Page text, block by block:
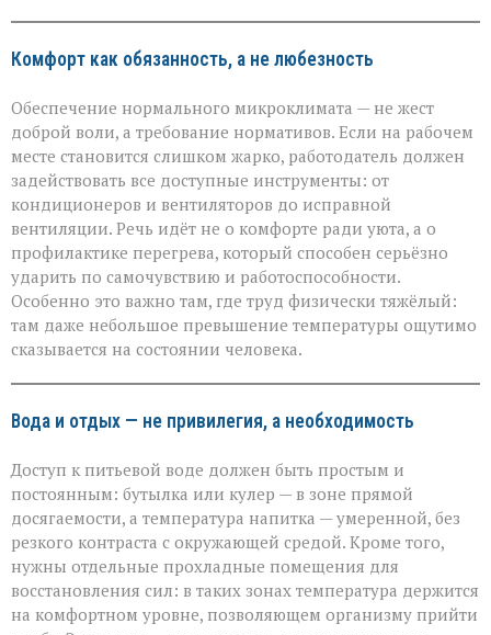
Комфорт как обязанность, а не любезность
Обеспечение нормального микроклимата — не жест
доброй воли, а требование нормативов. Если на рабочем
месте становится слишком жарко, работодатель должен
задействовать все доступные инструменты: от
кондиционеров и вентиляторов до исправной
вентиляции. Речь идёт не о комфорте ради уюта, а о
профилактике перегрева, который способен серьёзно
ударить по самочувствию и работоспособности.
Особенно это важно там, где труд физически тяжёлый:
там даже небольшое превышение температуры ощутимо
сказывается на состоянии человека.
Вода и отдых — не привилегия, а необходимость
Доступ к питьевой воде должен быть простым и
постоянным: бутылка или кулер — в зоне прямой
досягаемости, а температура напитка — умеренной, без
резкого контраста с окружающей средой. Кроме того,
нужны отдельные прохладные помещения для
восстановления сил: в таких зонах температура держится
на комфортном уровне, позволяющем организму прийти